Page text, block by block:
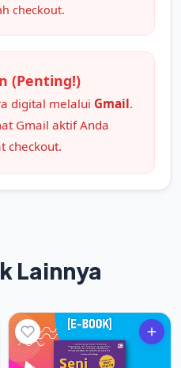
checkout.
(Penting!)
digital melalui Gmail.
Gmail aktif Anda
checkout.
Lainnya